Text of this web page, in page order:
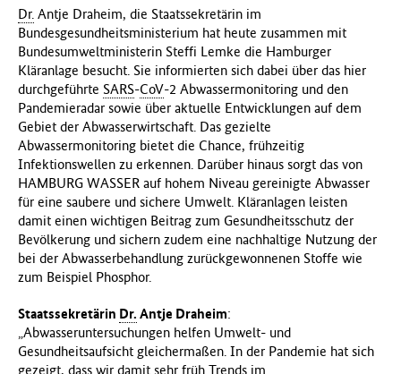
e
r
i
u
m
f
ü
r
G
e
s
u
n
d
h
i
(
B
Dr. Antje Draheim, die Staatssekretärin im
Bundesgesundheitsministerium hat heute zusammen mit
Bundesumweltministerin Steffi Lemke die Hamburger
Kläranlage besucht. Sie informierten sich dabei über das hier
durchgeführte SARS-CoV-2 Abwassermonitoring und den
Pandemieradar sowie über aktuelle Entwicklungen auf dem
Gebiet der Abwasserwirtschaft. Das gezielte
Abwassermonitoring bietet die Chance, frühzeitig
Infektionswellen zu erkennen. Darüber hinaus sorgt das von
HAMBURG WASSER auf hohem Niveau gereinigte Abwasser
für eine saubere und sichere Umwelt. Kläranlagen leisten
damit einen wichtigen Beitrag zum Gesundheitsschutz der
Bevölkerung und sichern zudem eine nachhaltige Nutzung der
bei der Abwasserbehandlung zurückgewonnenen Stoffe wie
zum Beispiel Phosphor.
Staatssekretärin Dr. Antje Draheim:
„Abwasseruntersuchungen helfen Umwelt- und
Gesundheitsaufsicht gleichermaßen. In der Pandemie hat sich
gezeigt, dass wir damit sehr früh Trends im